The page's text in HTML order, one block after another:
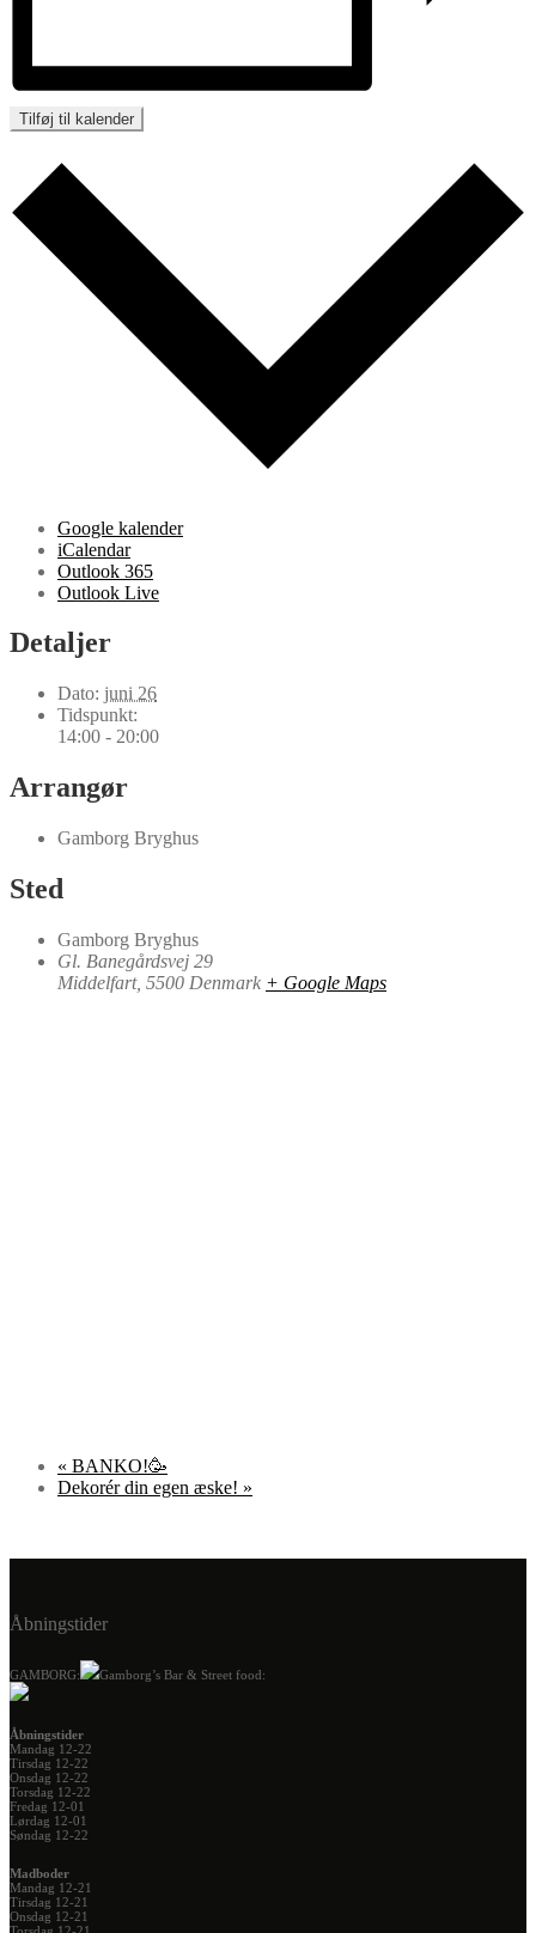
Tilføj til kalender
Google kalender
iCalendar
Outlook 365
Outlook Live
Detaljer
Dato: juni 26
Tidspunkt:
14:00 - 20:00
Arrangør
Gamborg Bryghus
Sted
Gamborg Bryghus
Gl. Banegårdsvej 29
Middelfart, 5500 Denmark + Google Maps
« BANKO!🥳
Dekorér din egen æske! »
Åbningstider
GAMBORG: Gamborg’s Bar & Street food:
Åbningstider
Mandag 12-22
Tirsdag 12-22
Onsdag 12-22
Torsdag 12-22
Fredag 12-01
Lørdag 12-01
Søndag 12-22
Madboder
Mandag 12-21
Tirsdag 12-21
Onsdag 12-21